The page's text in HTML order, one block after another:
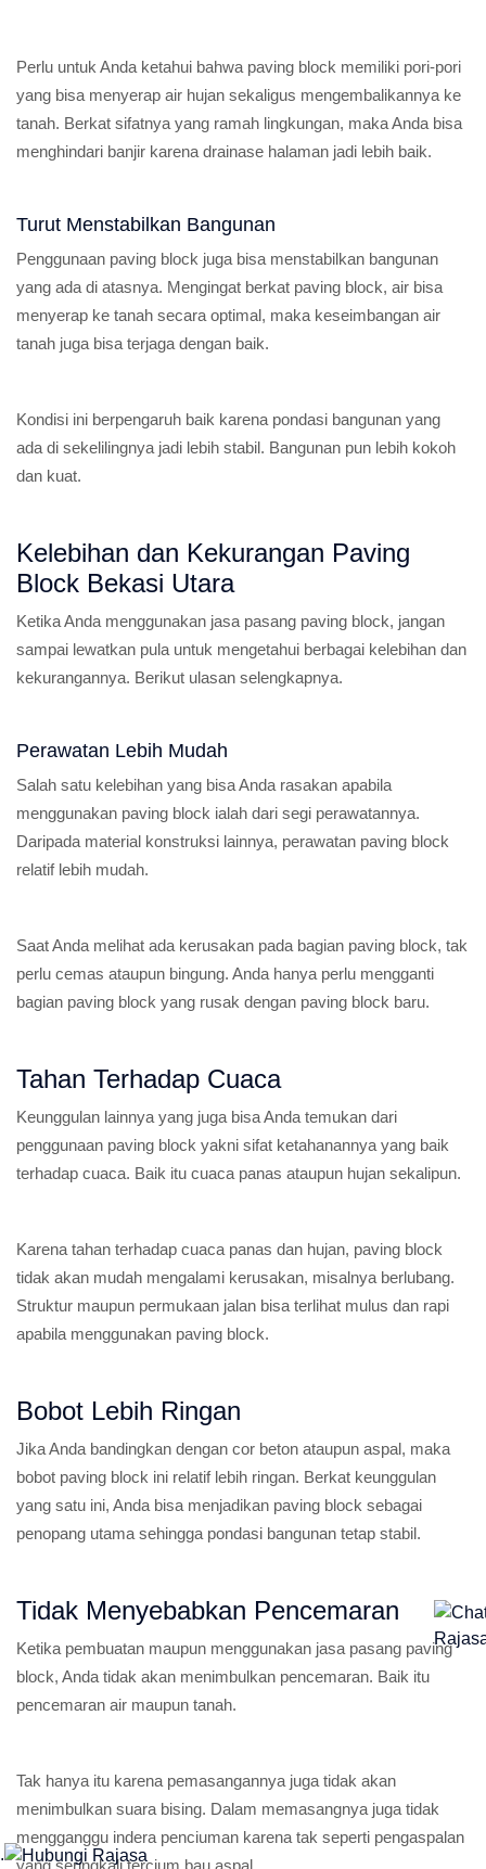
Perlu untuk Anda ketahui bahwa paving block memiliki pori-pori
yang bisa menyerap air hujan sekaligus mengembalikannya ke
tanah. Berkat sifatnya yang ramah lingkungan, maka Anda bisa
menghindari banjir karena drainase halaman jadi lebih baik.
Turut Menstabilkan Bangunan
Penggunaan paving block juga bisa menstabilkan bangunan
yang ada di atasnya. Mengingat berkat paving block, air bisa
menyerap ke tanah secara optimal, maka keseimbangan air
tanah juga bisa terjaga dengan baik.
Kondisi ini berpengaruh baik karena pondasi bangunan yang
ada di sekelilingnya jadi lebih stabil. Bangunan pun lebih kokoh
dan kuat.
Kelebihan dan Kekurangan Paving
Block Bekasi Utara
Ketika Anda menggunakan jasa pasang paving block, jangan
sampai lewatkan pula untuk mengetahui berbagai kelebihan dan
kekurangannya. Berikut ulasan selengkapnya.
Perawatan Lebih Mudah
Salah satu kelebihan yang bisa Anda rasakan apabila
menggunakan paving block ialah dari segi perawatannya.
Daripada material konstruksi lainnya, perawatan paving block
relatif lebih mudah.
Saat Anda melihat ada kerusakan pada bagian paving block, tak
perlu cemas ataupun bingung. Anda hanya perlu mengganti
bagian paving block yang rusak dengan paving block baru.
Tahan Terhadap Cuaca
Keunggulan lainnya yang juga bisa Anda temukan dari
penggunaan paving block yakni sifat ketahanannya yang baik
terhadap cuaca. Baik itu cuaca panas ataupun hujan sekalipun.
Karena tahan terhadap cuaca panas dan hujan, paving block
tidak akan mudah mengalami kerusakan, misalnya berlubang.
Struktur maupun permukaan jalan bisa terlihat mulus dan rapi
apabila menggunakan paving block.
Bobot Lebih Ringan
Jika Anda bandingkan dengan cor beton ataupun aspal, maka
bobot paving block ini relatif lebih ringan. Berkat keunggulan
yang satu ini, Anda bisa menjadikan paving block sebagai
penopang utama sehingga pondasi bangunan tetap stabil.
Tidak Menyebabkan Pencemaran
Ketika pembuatan maupun menggunakan jasa pasang paving
block, Anda tidak akan menimbulkan pencemaran. Baik itu
pencemaran air maupun tanah.
Tak hanya itu karena pemasangannya juga tidak akan
menimbulkan suara bising. Dalam memasangnya juga tidak
mengganggu indera penciuman karena tak seperti pengaspalan
yang seringkali tercium bau aspal.
.